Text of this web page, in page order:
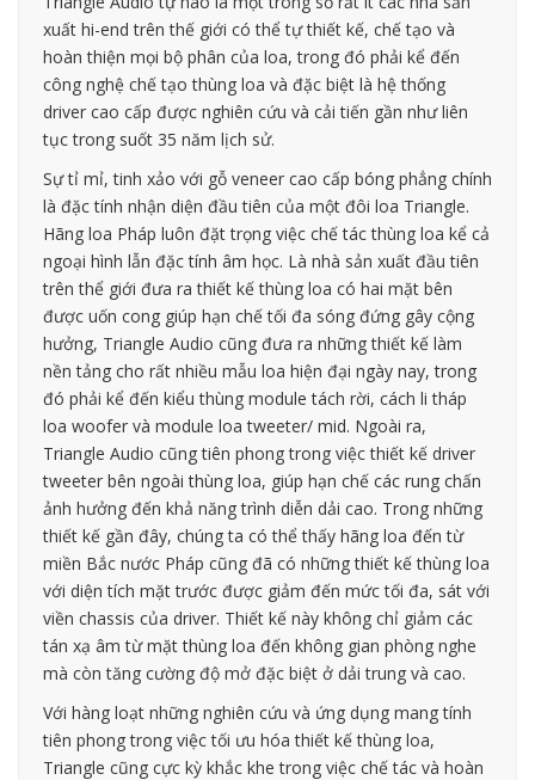
xuất hi-end trên thế giới có thể tự thiết kế, chế tạo và
hoàn thiện mọi bộ phân của loa, trong đó phải kể đến
công nghệ chế tạo thùng loa và đặc biệt là hệ thống
driver cao cấp được nghiên cứu và cải tiến gần như liên
tục trong suốt 35 năm lịch sử.
Sự tỉ mỉ, tinh xảo với gỗ veneer cao cấp bóng phẳng chính
là đặc tính nhận diện đầu tiên của một đôi loa Triangle.
Hãng loa Pháp luôn đặt trọng việc chế tác thùng loa kể cả
ngoại hình lẫn đặc tính âm học. Là nhà sản xuất đầu tiên
trên thể giới đưa ra thiết kế thùng loa có hai mặt bên
được uốn cong giúp hạn chế tối đa sóng đứng gây cộng
hưởng, Triangle Audio cũng đưa ra những thiết kế làm
nền tảng cho rất nhiều mẫu loa hiện đại ngày nay, trong
đó phải kể đến kiểu thùng module tách rời, cách li tháp
loa woofer và module loa tweeter/ mid. Ngoài ra,
Triangle Audio cũng tiên phong trong việc thiết kế driver
tweeter bên ngoài thùng loa, giúp hạn chế các rung chấn
ảnh hưởng đến khả năng trình diễn dải cao. Trong những
thiết kế gần đây, chúng ta có thể thấy hãng loa đến từ
miền Bắc nước Pháp cũng đã có những thiết kế thùng loa
với diện tích mặt trước được giảm đến mức tối đa, sát với
viền chassis của driver. Thiết kế này không chỉ giảm các
tán xạ âm từ mặt thùng loa đến không gian phòng nghe
mà còn tăng cường độ mở đặc biệt ở dải trung và cao.
Với hàng loạt những nghiên cứu và ứng dụng mang tính
tiên phong trong việc tối ưu hóa thiết kế thùng loa,
Triangle cũng cực kỳ khắc khe trong việc chế tác và hoàn